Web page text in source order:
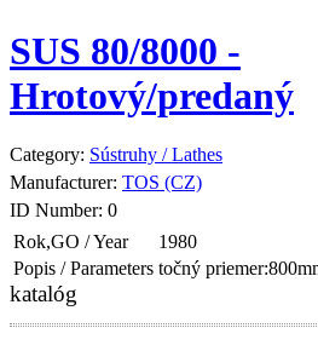
SUS 80/8000 -
Hrotový/predaný
Category: Sústruhy / Lathes
Manufacturer: TOS (CZ)
ID Number: 0
Rok,GO / Year
1980
Popis / Parameters točný
katalóg